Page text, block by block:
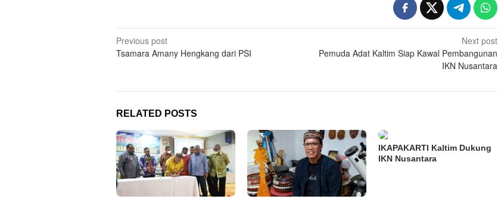
Post
navigation
Previous post
Tsamara Amany Hengkang dari PSI
Next post
Pemuda Adat Kaltim Siap Kawal Pembangunan
IKN Nusantara
RELATED POSTS
IKAPAKARTI Kaltim Dukung
IKN Nusantara